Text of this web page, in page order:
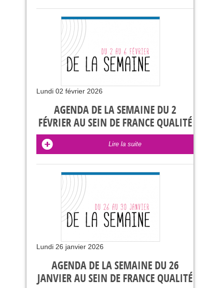
Lundi 02 février 2026
AGENDA DE LA SEMAINE DU 2
FÉVRIER AU SEIN DE FRANCE QUALITÉ
Lire la suite
Lundi 26 janvier 2026
AGENDA DE LA SEMAINE DU 26
JANVIER AU SEIN DE FRANCE QUALITÉ